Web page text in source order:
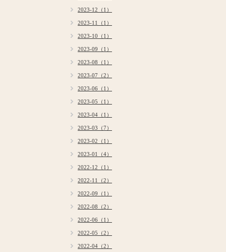
2023-12（1）
2023-11（1）
2023-10（1）
2023-09（1）
2023-08（1）
2023-07（2）
2023-06（1）
2023-05（1）
2023-04（1）
2023-03（7）
2023-02（1）
2023-01（4）
2022-12（1）
2022-11（2）
2022-09（1）
2022-08（2）
2022-06（1）
2022-05（2）
2022-04（2）